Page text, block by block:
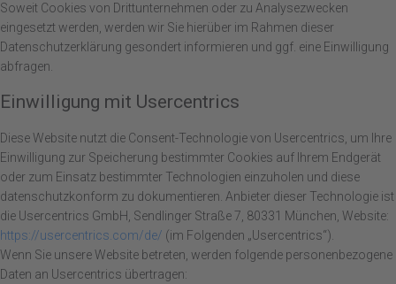
Soweit Cookies von Drittunternehmen oder zu Analysezwecken
eingesetzt werden, werden wir Sie hierüber im Rahmen dieser
Datenschutzerklärung gesondert informieren und ggf. eine Einwilligung
abfragen.
Einwilligung mit Usercentrics
Diese Website nutzt die Consent-Technologie von Usercentrics, um Ihre
Einwilligung zur Speicherung bestimmter Cookies auf Ihrem Endgerät
oder zum Einsatz bestimmter Technologien einzuholen und diese
datenschutzkonform zu dokumentieren. Anbieter dieser Technologie ist
die Usercentrics GmbH, Sendlinger Straße 7, 80331 München, Website:
https://usercentrics.com/de/ (im Folgenden „Usercentrics“).
Wenn Sie unsere Website betreten, werden folgende personenbezogene
Daten an Usercentrics übertragen: